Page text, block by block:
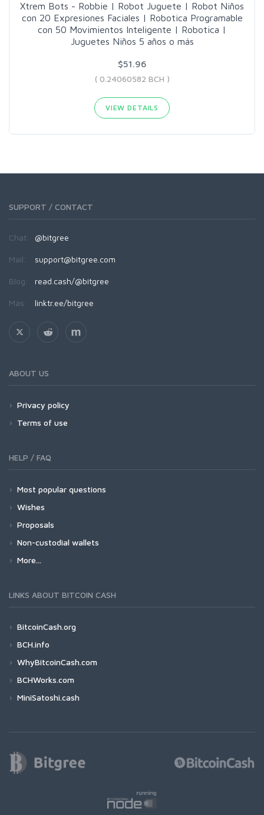
Xtrem Bots - Robbie | Robot Juguete | Robot Niños
con 20 Expresiones Faciales | Robotica Programable
con 50 Movimientos Inteligente | Robotica |
Juguetes Niños 5 años o más
$51.96
( 0.24060582 BCH )
VIEW DETAILS
SUPPORT / CONTACT
Chat: @bitgree
Mail: support@bitgree.com
Blog: read.cash/@bitgree
Más: linktr.ee/bitgree
ABOUT US
Privacy policy
Terms of use
HELP / FAQ
Most popular questions
Wishes
Proposals
Non-custodial wallets
More...
LINKS ABOUT BITCOIN CASH
BitcoinCash.org
BCH.info
WhyBitcoinCash.com
BCHWorks.com
MiniSatoshi.cash